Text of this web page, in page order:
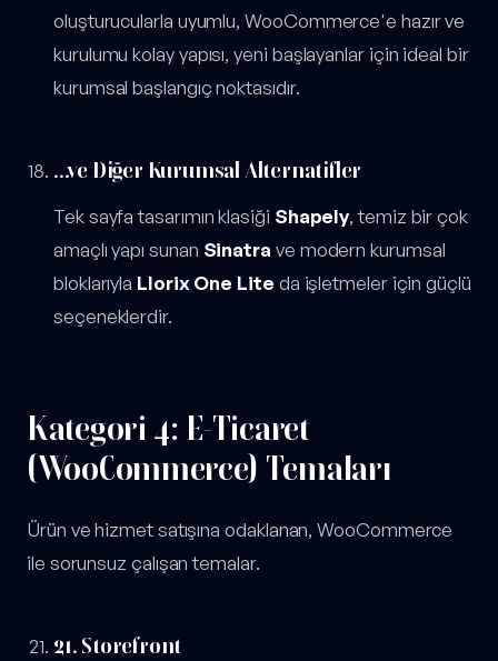
oluşturucularla uyumlu, WooCommerce'e hazır ve
kurulumu kolay yapısı, yeni başlayanlar için ideal bir
kurumsal başlangıç noktasıdır.
...ve Diğer Kurumsal Alternatifler
Tek sayfa tasarımın klasiği Shapely, temiz bir çok
amaçlı yapı sunan Sinatra ve modern kurumsal
bloklarıyla Llorix One Lite da işletmeler için güçlü
seçeneklerdir.
Kategori 4: E-Ticaret
(WooCommerce) Temaları
Ürün ve hizmet satışına odaklanan, WooCommerce
ile sorunsuz çalışan temalar.
21. Storefront